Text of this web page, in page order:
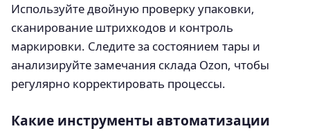
Используйте двойную проверку упаковки,
сканирование штрихкодов и контроль
маркировки. Следите за состоянием тары и
анализируйте замечания склада Ozon, чтобы
регулярно корректировать процессы.
Какие инструменты автоматизации